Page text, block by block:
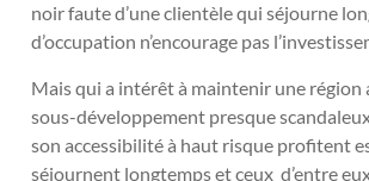
noir faute d’une clientèle qui séjourne
d’occupation n’encourage pas
Mais qui a intérêt à maintenir une région
sous-développement presque
son accessibilité à haut risque profitent
séjournent longtemps et ceux d’entre